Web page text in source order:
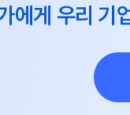
에게 우리 기